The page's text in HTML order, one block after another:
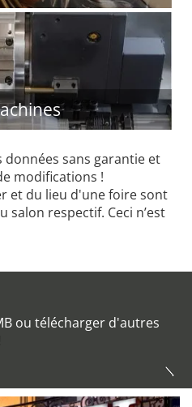
données sans garantie et
modifications !
et du lieu d'une foire sont
salon respectif. Ceci n’est
ou télécharger d'autres